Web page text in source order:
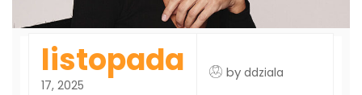
listopada
17, 2025
by ddziala